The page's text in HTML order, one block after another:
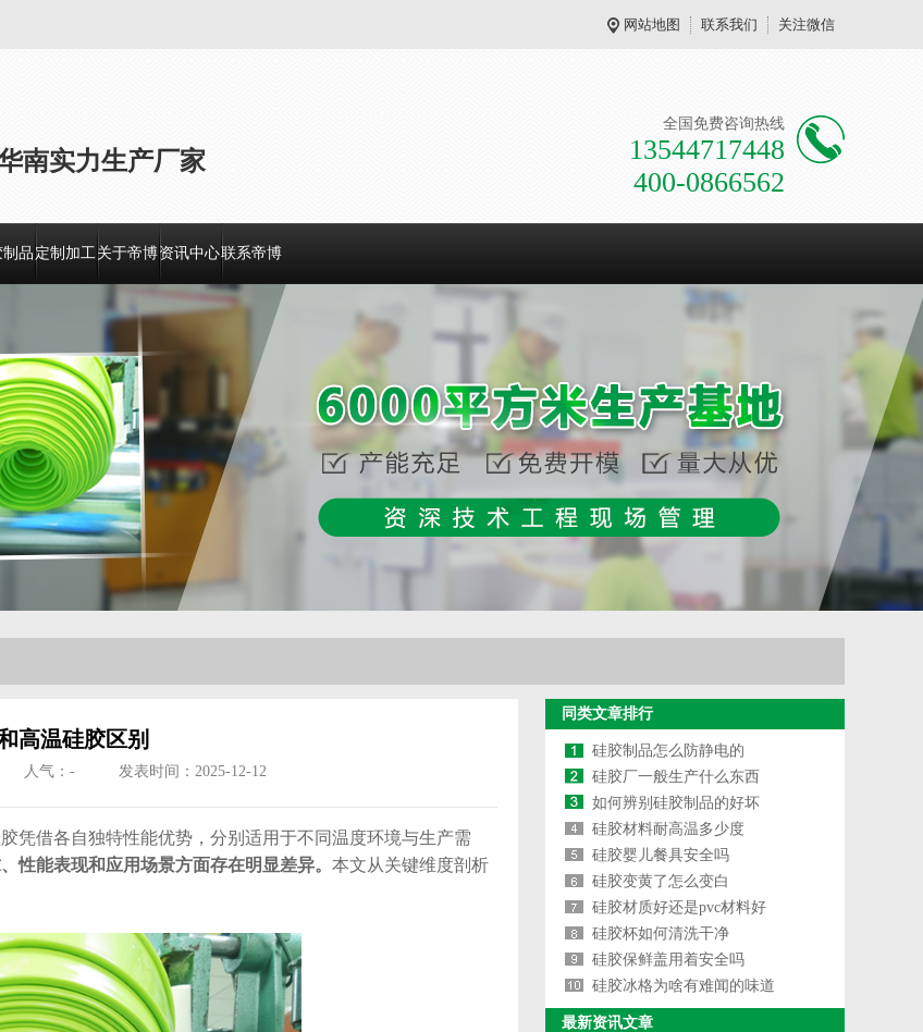
网站地图 联系我们 关注微信
南实力生产厂家
全国免费咨询热线
13544717448
400-0866562
品 定制加工关于帝博资讯中心联系帝博
高温硅胶区别
人气： - 发表时间：2025-12-12
借各自独特性能优势，分别适用于不同温度环境与生产需
性能表现和应用场景方面存在明显差异。 本文从关键维度剖析
同类文章排行
硅胶制品怎么防静电的
硅胶厂一般生产什么东西
如何辨别硅胶制品的好坏
硅胶材料耐高温多少度
硅胶婴儿餐具安全吗
硅胶变黄了怎么变白
硅胶材质好还是pvc材料好
硅胶杯如何清洗干净
硅胶保鲜盖用着安全吗
硅胶冰格为啥有难闻的味道
最新资讯文章